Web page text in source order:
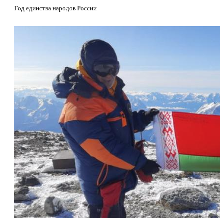
Год единства народов России